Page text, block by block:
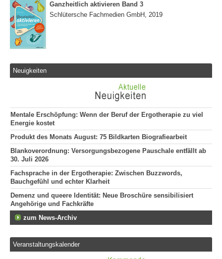
Ganzheitlich aktivieren Band 3
Schlütersche Fachmedien GmbH, 2019
Neuigkeiten
Mentale Erschöpfung: Wenn der Beruf der Ergotherapie zu viel
Energie kostet
Produkt des Monats August: 75 Bildkarten Biografiearbeit
Blankoverordnung: Versorgungsbezogene Pauschale entfällt ab
30. Juli 2026
Fachsprache in der Ergotherapie: Zwischen Buzzwords,
Bauchgefühl und echter Klarheit
Demenz und queere Identität: Neue Broschüre sensibilisiert
Angehörige und Fachkräfte
zum News-Archiv
Veranstaltungskalender